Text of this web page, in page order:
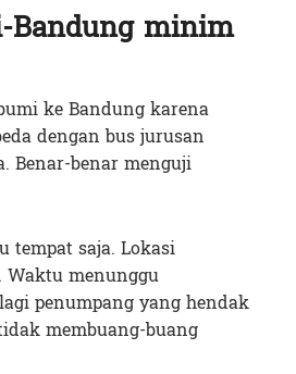
Bandung minim
ke Bandung karena
dengan bus jurusan
Benar-benar menguji
tempat saja. Lokasi
Waktu menunggu
penumpang yang hendak
membuang-buang